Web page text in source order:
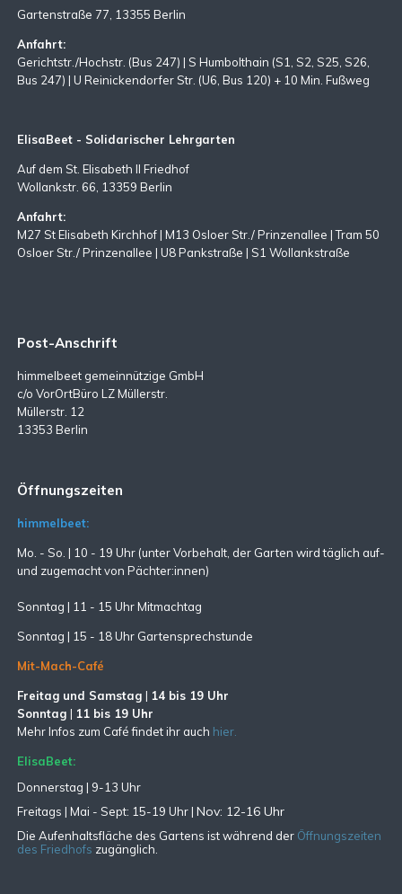
Gartenstraße 77, 13355 Berlin
Anfahrt:
Gerichtstr./Hochstr. (Bus 247) | S Humbolthain (S1, S2, S25, S26,
Bus 247) | U Reinickendorfer Str. (U6, Bus 120) + 10 Min. Fußweg
ElisaBeet - Solidarischer Lehrgarten
Auf dem St. Elisabeth II Friedhof
Wollankstr. 66, 13359 Berlin
Anfahrt:
M27 St Elisabeth Kirchhof | M13 Osloer Str./ Prinzenallee | Tram 50
Osloer Str./ Prinzenallee | U8 Pankstraße | S1 Wollankstraße
Post-Anschrift
himmelbeet gemeinnützige GmbH
c/o VorOrtBüro LZ Müllerstr.
Müllerstr. 12
13353 Berlin
Öffnungszeiten
himmelbeet:
Mo. - So. | 10 - 19 Uhr (unter Vorbehalt, der Garten wird täglich auf-
und zugemachtvon Pächter:innen)
Sonntag | 11 - 15 Uhr Mitmachtag
Sonntag | 15 - 18 Uhr Gartensprechstunde
Mit-Mach-Café
Freitag und Samstag | 14 bis 19 Uhr
Sonntag | 11 bis 19 Uhr
Mehr Infos zum Café findet ihr auch hier.
ElisaBeet:
Donnerstag | 9-13 Uhr
Freitags | Mai - Sept: 15-19 Uhr | Nov: 12-16 Uhr
Die Aufenhaltsfläche des Gartens ist während derÖffnungszeiten
des Friedhofs zugänglich.